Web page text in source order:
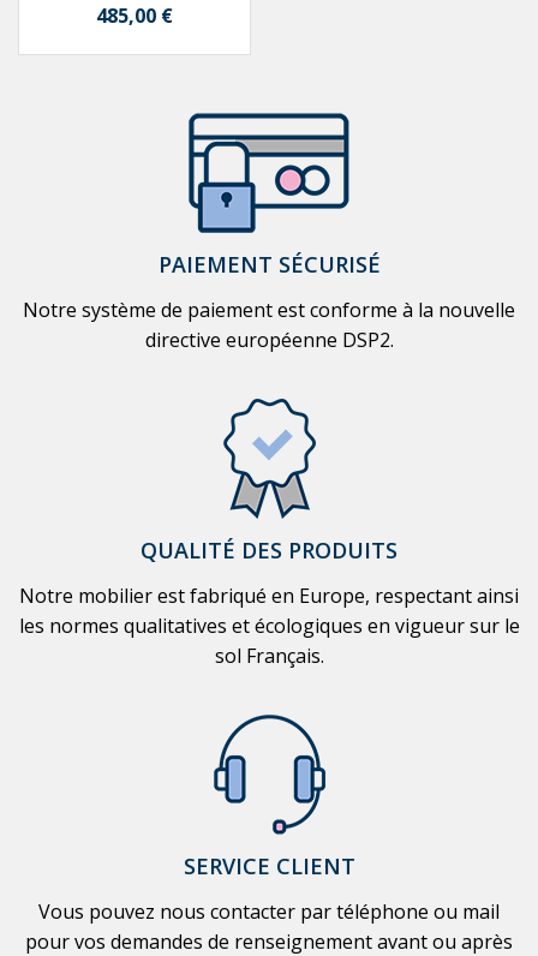
Prix
485,00 €
PAIEMENT SÉCURISÉ
Notre système de paiement est conforme à la nouvelle
directive européenne DSP2.
QUALITÉ DES PRODUITS
Notre mobilier est fabriqué en Europe, respectant ainsi
les normes qualitatives et écologiques en vigueur sur le
sol Français.
SERVICE CLIENT
Vous pouvez nous contacter par téléphone ou mail
pour vos demandes de renseignement avant ou après